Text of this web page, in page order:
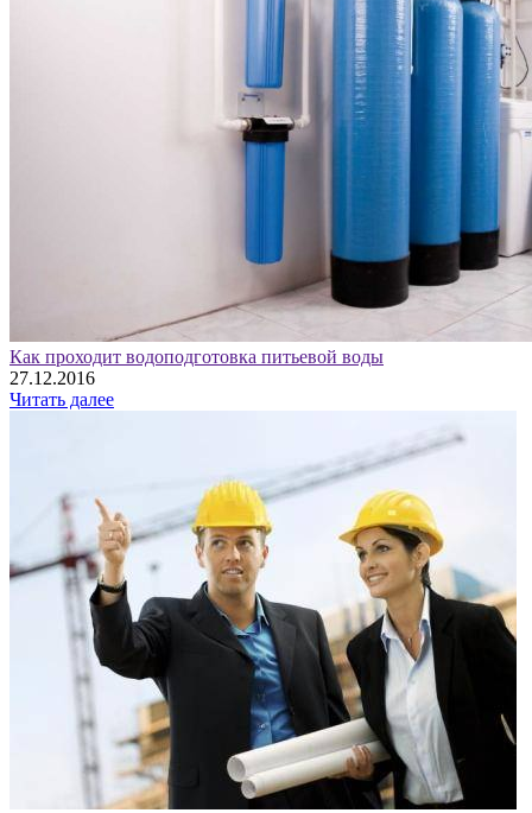
Как проходит водоподготовка питьевой воды
27.12.2016
Читать далее